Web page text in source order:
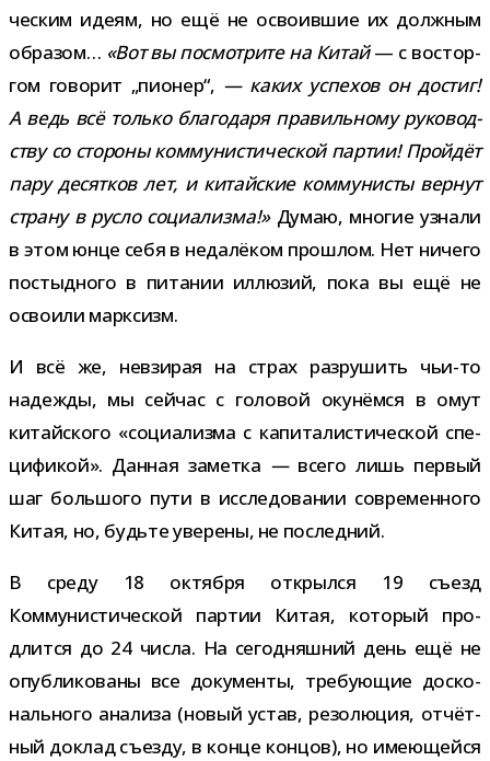
че­ским идеям, но ещё не осво­ив­шие их долж­ным
обра­зом… «Вот вы посмот­рите на Китай— с вос­тор­
гом гово­рит „пио­нер“, — каких успе­хов он достиг!
А ведь всё только бла­го­даря пра­виль­ному руко­вод­
ству со сто­роны ком­му­ни­сти­че­ской пар­тии! Пройдёт
пару десят­ков лет, и китай­ские ком­му­ни­сты вер­нут
страну в русло соци­а­лизма!»Думаю, мно­гие узнали
в этом юнце себя в неда­лё­ком про­шлом. Нет ничего
постыд­ного в пита­нии иллю­зий, пока вы ещё не
осво­или марксизм.
И всё же, невзи­рая на страх раз­ру­шить чьи-​то
надежды, мы сей­час с голо­вой оку­нёмся в омут
китай­ского «соци­а­лизма с капи­та­ли­сти­че­ской спе­
ци­фи­кой». Данная заметка — всего лишь пер­вый
шаг боль­шого пути в иссле­до­ва­нии совре­мен­ного
Китая, но, будьте уве­рены, не последний.
В среду 18 октября открылся 19 съезд
Коммунистической пар­тии Китая, кото­рый про­
длится до 24 числа. На сего­дняш­ний день ещё не
опуб­ли­ко­ваны все доку­менты, тре­бу­ю­щие дос­ко­
наль­ного ана­лиза (новый устав, резо­лю­ция, отчёт­
ный доклад съезду, в конце кон­цов), но име­ю­щейся